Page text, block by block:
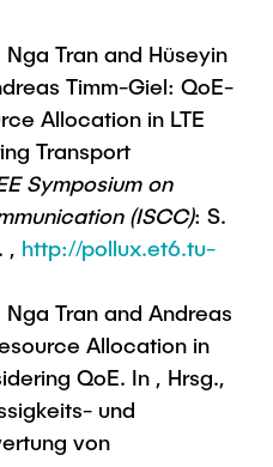
(ECIU)
des FSP
und
Tran and Hüseyin
Timm-Giel: QoE-
Allocation in LTE
Transport
Symposium on
(ISCC): S.
, http://pollux.et6.tu-
Tran and Andreas
Allocation in
QoE. In , Hrsg.,
und
von